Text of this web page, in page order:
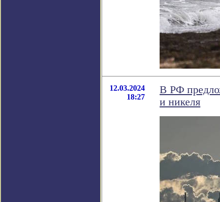
12.03.2024
18:27
В РФ
и никеля